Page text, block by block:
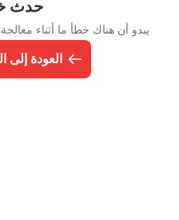
حدث
يبدو أن هناك خطأ ما أثناء
العودة إلى